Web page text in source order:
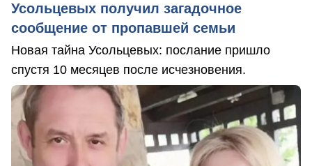
Усольцевых получил загадочное
сообщение от пропавшей семьи
Новая тайна Усольцевых: послание пришло
спустя 10 месяцев после исчезновения.